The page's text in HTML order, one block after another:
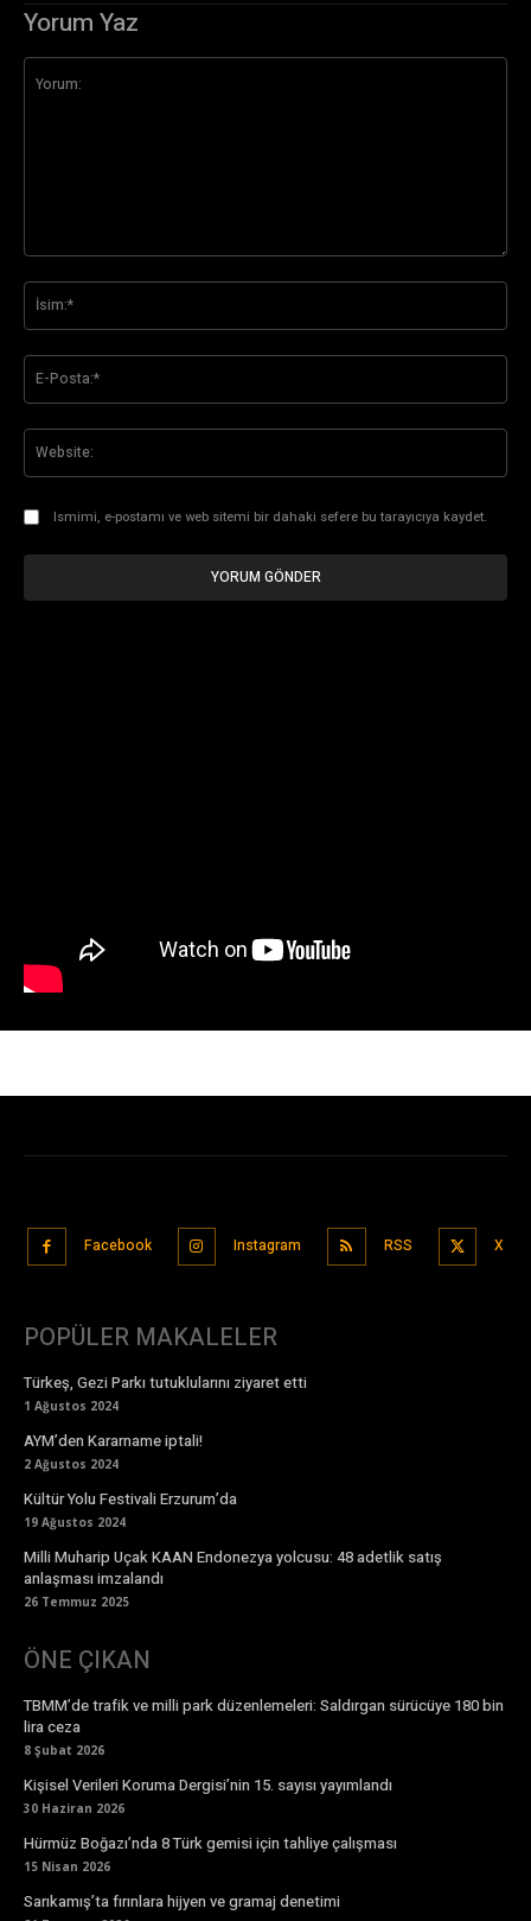
Facebook Instagram RSS X
POPÜLER MAKALELER
Türkeş, Gezi Parkı tutuklularını ziyaret etti
1 Ağustos 2024
AYM’den Kararname iptali!
2 Ağustos 2024
Kültür Yolu Festivali Erzurum’da
19 Ağustos 2024
Milli Muharip Uçak KAAN Endonezya yolcusu: 48 adetlik satış
anlaşması imzalandı
26 Temmuz 2025
ÖNE ÇIKAN
TBMM’de trafik ve milli park düzenlemeleri: Saldırgan sürücüye 180 bin
lira ceza
8 Şubat 2026
Kişisel Verileri Koruma Dergisi’nin 15. sayısı yayımlandı
30 Haziran 2026
Hürmüz Boğazı’nda 8 Türk gemisi için tahliye çalışması
15 Nisan 2026
Sarıkamış’ta fırınlara hijyen ve gramaj denetimi